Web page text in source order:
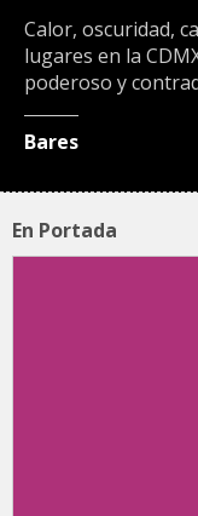
Calor, oscuridad,
lugares en la
poderoso y
Bares
En Portada